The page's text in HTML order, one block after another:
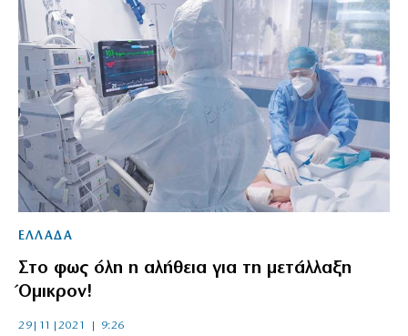
ΕΛΛΑΔΑ
Στο φως όλη η αλήθεια για τη μετάλλαξη
Όμικρον!
29|11|2021 | 9:26